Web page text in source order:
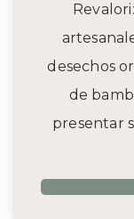
desechos
de
presentar